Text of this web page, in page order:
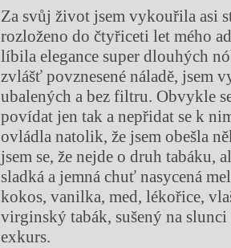
Za svůj život jsem vykouřila asi
rozloženo do čtyřiceti let mého
líbila elegance super dlouhých
zvlášť povznesené náladě, jsem
ubalených a bez filtru. Obvykle
povídat jen tak a nepřidat se k
ovládla natolik, že jsem obešla
jsem se, že nejde o druh tabáku,
sladká a jemná chuť nasycená
kokos, vanilka, med, lékořice,
virginský tabák, sušený na
exkurs.